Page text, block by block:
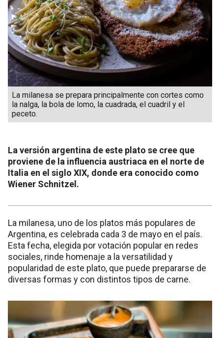
La milanesa se prepara principalmente con cortes como
la nalga, la bola de lomo, la cuadrada, el cuadril y el
peceto.
La versión argentina de este plato se cree que
proviene de la influencia austriaca en el norte de
Italia en el siglo XIX, donde era conocido como
Wiener Schnitzel.
La milanesa, uno de los platos más populares de
Argentina, es celebrada cada 3 de mayo en el país.
Esta fecha, elegida por votación popular en redes
sociales, rinde homenaje a la versatilidad y
popularidad de este plato, que puede prepararse de
diversas formas y con distintos tipos de carne.